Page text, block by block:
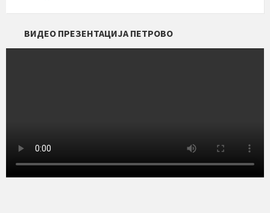
ВИДЕО ПРЕЗЕНТАЦИЈА ПЕТРОВО